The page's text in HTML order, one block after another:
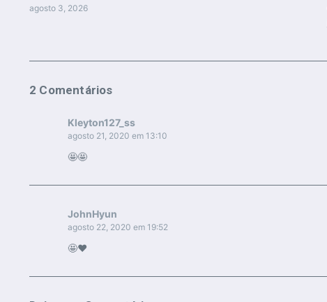
agosto 3, 2026
2 Comentários
Kleyton127_ss
agosto 21, 2020 em 13:10
🤩🤩
JohnHyun
agosto 22, 2020 em 19:52
🤩❤